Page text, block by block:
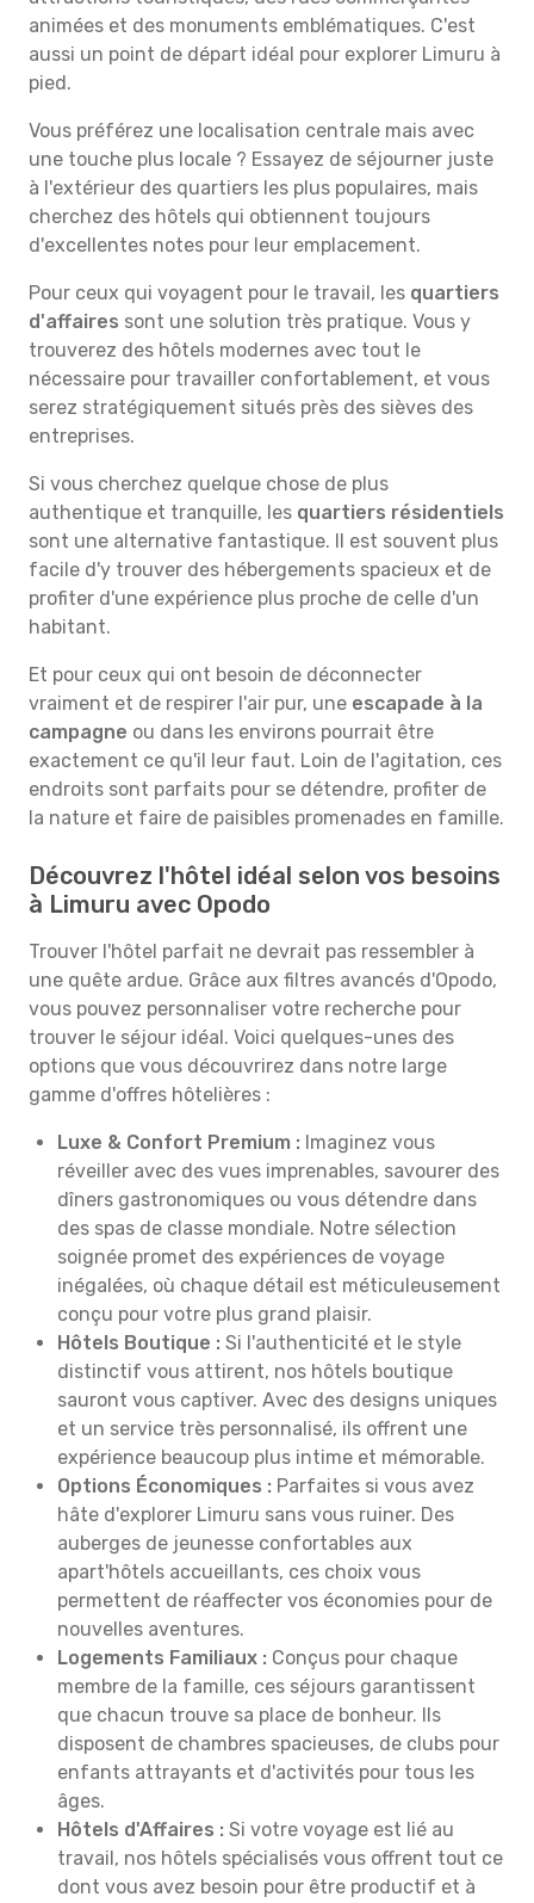
animées et des monuments emblématiques. C'est
aussi un point de départ idéal pour explorer Limuru à
pied.
Vous préférez une localisation centrale mais avec
une touche plus locale ? Essayez de séjourner juste
à l'extérieur des quartiers les plus populaires, mais
cherchez des hôtels qui obtiennent toujours
d'excellentes notes pour leur emplacement.
Pour ceux qui voyagent pour le travail, les quartiers
d'affaires sont une solution très pratique. Vous y
trouverez des hôtels modernes avec tout le
nécessaire pour travailler confortablement, et vous
serez stratégiquement situés près des sièves des
entreprises.
Si vous cherchez quelque chose de plus
authentique et tranquille, les quartiers résidentiels
sont une alternative fantastique. Il est souvent plus
facile d'y trouver des hébergements spacieux et de
profiter d'une expérience plus proche de celle d'un
habitant.
Et pour ceux qui ont besoin de déconnecter
vraiment et de respirer l'air pur, une escapade à la
campagne ou dans les environs pourrait être
exactement ce qu'il leur faut. Loin de l'agitation, ces
endroits sont parfaits pour se détendre, profiter de
la nature et faire de paisibles promenades en famille.
Découvrez l'hôtel idéal selon vos besoins
à Limuru avec Opodo
Trouver l'hôtel parfait ne devrait pas ressembler à
une quête ardue. Grâce aux filtres avancés d'Opodo,
vous pouvez personnaliser votre recherche pour
trouver le séjour idéal. Voici quelques-unes des
options que vous découvrirez dans notre large
gamme d'offres hôtelières :
Luxe & Confort Premium : Imaginez vous
réveiller avec des vues imprenables, savourer des
dîners gastronomiques ou vous détendre dans
des spas de classe mondiale. Notre sélection
soignée promet des expériences de voyage
inégalées, où chaque détail est méticuleusement
conçu pour votre plus grand plaisir.
Hôtels Boutique : Si l'authenticité et le style
distinctif vous attirent, nos hôtels boutique
sauront vous captiver. Avec des designs uniques
et un service très personnalisé, ils offrent une
expérience beaucoup plus intime et mémorable.
Options Économiques : Parfaites si vous avez
hâte d'explorer Limuru sans vous ruiner. Des
auberges de jeunesse confortables aux
apart'hôtels accueillants, ces choix vous
permettent de réaffecter vos économies pour de
nouvelles aventures.
Logements Familiaux : Conçus pour chaque
membre de la famille, ces séjours garantissent
que chacun trouve sa place de bonheur. Ils
disposent de chambres spacieuses, de clubs pour
enfants attrayants et d'activités pour tous les
âges.
Hôtels d'Affaires : Si votre voyage est lié au
travail, nos hôtels spécialisés vous offrent tout ce
dont vous avez besoin pour être productif et à